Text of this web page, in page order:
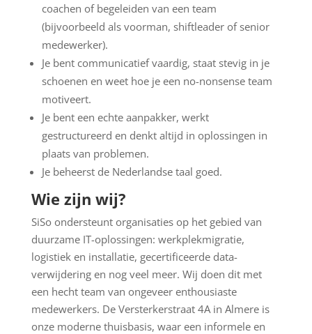
coachen of begeleiden van een team
(bijvoorbeeld als voorman, shiftleader of senior
medewerker).
Je bent communicatief vaardig, staat stevig in je
schoenen en weet hoe je een no-nonsense team
motiveert.
Je bent een echte aanpakker, werkt
gestructureerd en denkt altijd in oplossingen in
plaats van problemen.
Je beheerst de Nederlandse taal goed.
Wie zijn wij?
SiSo ondersteunt organisaties op het gebied van
duurzame IT-oplossingen: werkplekmigratie,
logistiek en installatie, gecertificeerde data-
verwijdering en nog veel meer. Wij doen dit met
een hecht team van ongeveer enthousiaste
medewerkers. De Versterkerstraat 4A in Almere is
onze moderne thuisbasis, waar een informele en